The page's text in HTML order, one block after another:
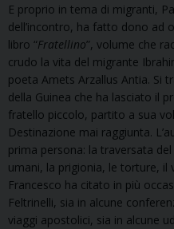
E proprio in tema di migranti,
dell’incontro, ha fatto dono ad
libro “Fratellino”, volume che
crudo la vita del migrante
poeta Amets Arzallus Antia. Si
della Guinea che ha lasciato il
fratello piccolo, partito a sua
Destinazione mai raggiunta.
prima persona: la traversata
umani, la prigionia, le torture, il
Francesco ha citato in più
Feltrinelli, sia in alcune
viaggi apostolici, sia in alcune